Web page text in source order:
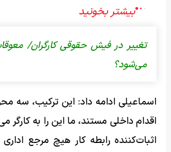
تغییر در فیش حقوقی کارگران/
می‌شود؟
اسماعیلی ادامه داد: این ترکیب، سه
اقدام داخلی مستند، ما این را به کارگر
اثبات‌کننده رابطه کار هیچ مرجع